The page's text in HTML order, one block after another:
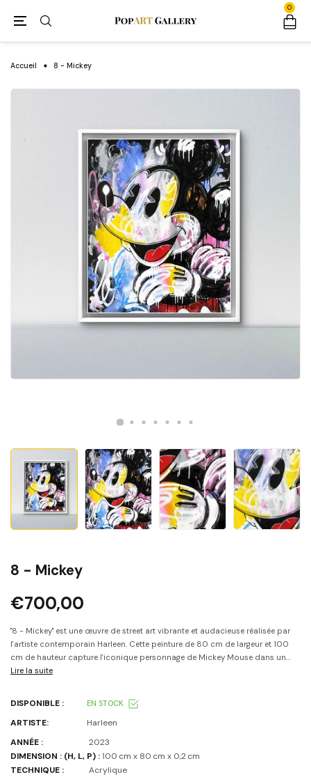
0
Accueil 8 - Mickey
8 - Mickey
€700,00
"8 - Mickey" est une œuvre de street art vibrante et audacieuse réalisée par
l'artiste contemporain Harleen. Cette peinture de 80 cm de largeur et 100
cm de hauteur capture l'iconique personnage de Mickey Mouse dans un...
Lire la suite
DISPONIBLE : EN STOCK
ARTISTE:
Harleen
ANNÉE :
2023
DIMENSION : (H, L, P) :100 cm x 80 cm x 0,2 cm
TECHNIQUE :
Acrylique